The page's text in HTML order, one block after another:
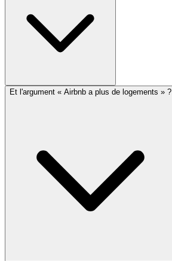
Et l'argument « Airbnb a plus de logements » ?